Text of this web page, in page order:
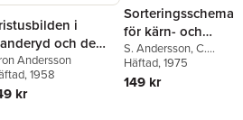
i
och de
uppländska
Andersson
, 1958
kr
Sorteringsschema
för kärn- och
skivyxor av flinta
S. Andersson,C.
Cullberg,K. Rex
Wigforss
Häftad, 1975
149 kr